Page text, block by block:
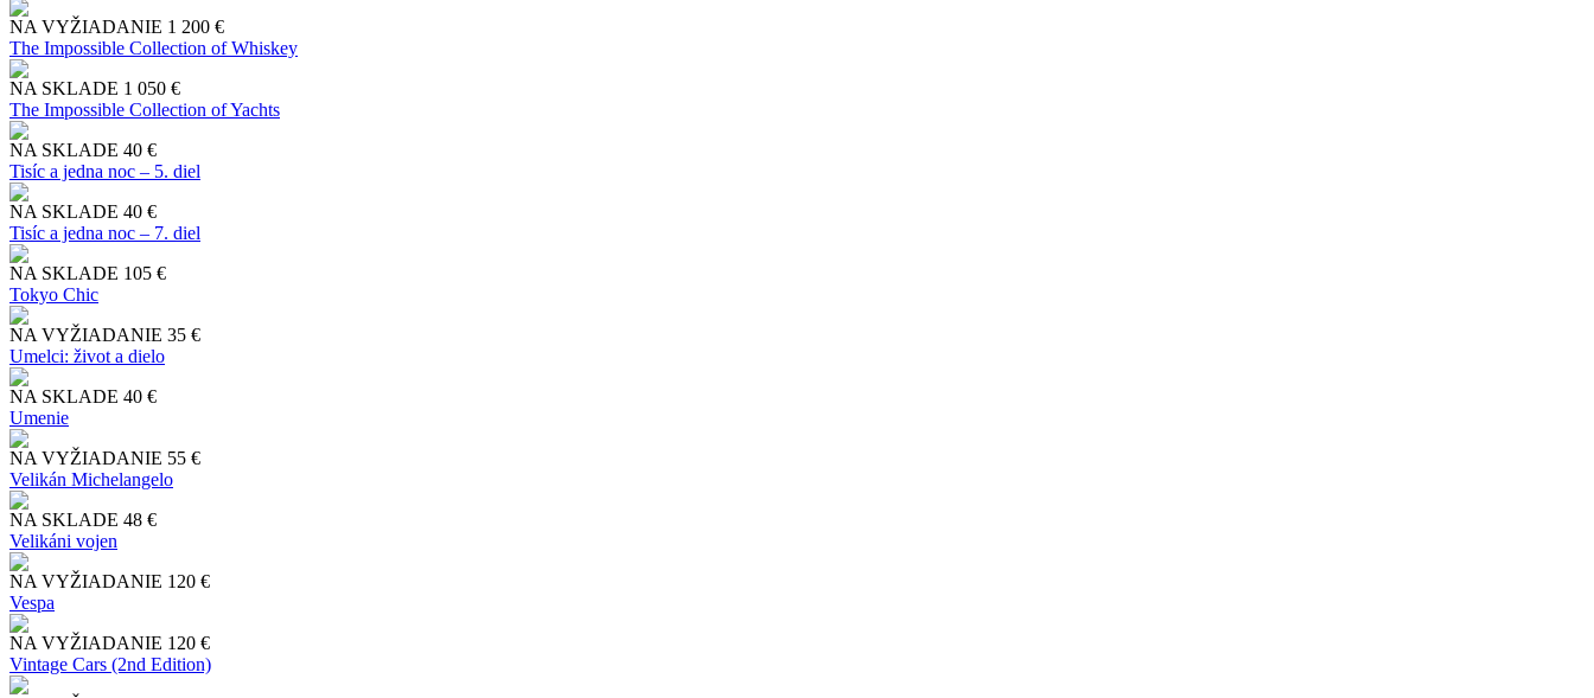
NA VYŽIADANIE 1 200 €
The Impossible Collection of Whiskey
NA SKLADE 1 050 €
The Impossible Collection of Yachts
NA SKLADE 40 €
Tisíc a jedna noc – 5. diel
NA SKLADE 40 €
Tisíc a jedna noc – 7. diel
NA SKLADE 105 €
Tokyo Chic
NA VYŽIADANIE 35 €
Umelci: život a dielo
NA SKLADE 40 €
Umenie
NA VYŽIADANIE 55 €
Velikán Michelangelo
NA SKLADE 48 €
Velikáni vojen
NA VYŽIADANIE 120 €
Vespa
NA VYŽIADANIE 120 €
Vintage Cars (2nd Edition)